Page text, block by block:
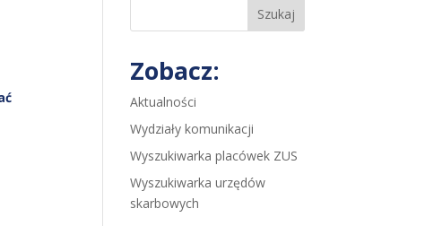
Szukaj
Zobacz:
Aktualności
Wydziały komunikacji
Wyszukiwarka placówek ZUS
Wyszukiwarka urzędów
skarbowych